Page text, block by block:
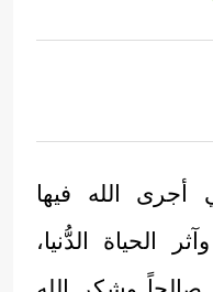
الله فيها
الحياة الدُّنيا،